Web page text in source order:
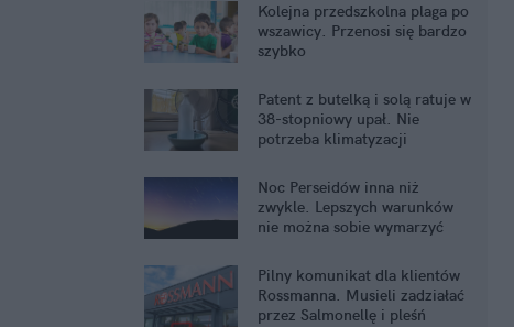
Kolejna przedszkolna plaga po
wszawicy. Przenosi się bardzo
szybko
Patent z butelką i solą ratuje w
38-stopniowy upał. Nie
potrzeba klimatyzacji
Noc Perseidów inna niż
zwykle. Lepszych warunków
nie można sobie wymarzyć
Pilny komunikat dla klientów
Rossmanna. Musieli zadziałać
przez Salmonellę i pleśń